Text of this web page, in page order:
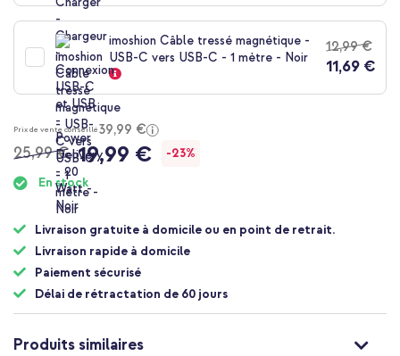
imoshion Câble tressé magnétique -
USB-C vers USB-C - 1 mètre - Noir
12,99 €
11,69 €
Prix de vente conseillé39,99 €
25,99 € 19,99 €
-23%
En stock
Livraison gratuite à domicile ou en point de retrait.
Livraison rapide à domicile
Paiement sécurisé
Délai de rétractation de 60 jours
Produits similaires